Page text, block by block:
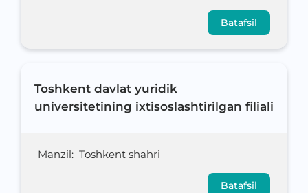
Batafsil
Toshkent davlat yuridik
universitetining ixtisoslashtirilgan filiali
Manzil: Toshkent shahri
Batafsil